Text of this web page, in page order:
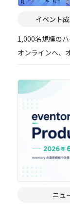
イベント
1,000名規模の
オンラインへ、
手法
ニュ